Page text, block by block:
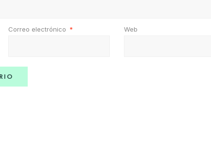
Correo electrónico * Web